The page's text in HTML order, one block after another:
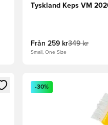
Tyskland Keps VM
Från 259 kr349 kr
Small, One Size
dig som medlem
Öppnar en Modal för
-30%